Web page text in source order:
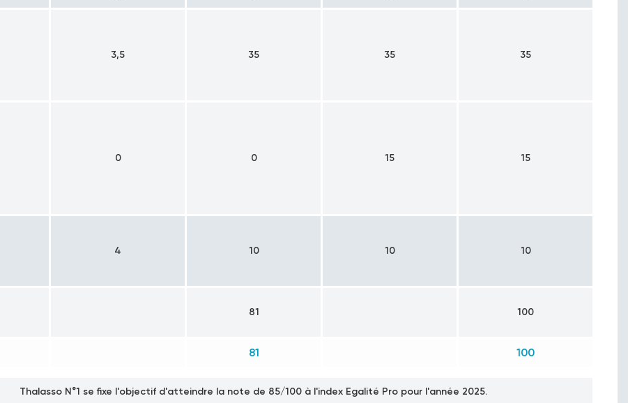
3,5 35 35 35
0 0 15 15
4 10 10 10
81 100
81 100
Thalasso N°1 se fixe l'objectif d'atteindre la note de 85/100 à l'index Egalité Pro pour l'année 2025.